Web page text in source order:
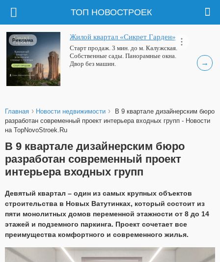
ТОП НОВОСТРОЕК
→
Жилой квартал «Сикрет Гарден»
Старт продаж. 3 мин. до м. Калужская.
Собственные сады. Панорамные окна.
Двор без машин.
Реклама
Главная › Новости недвижимости ›
В 9 квартале дизайнерским бюро
разработан современный проект интерьера входных групп - Новости
на TopNovoStroek.Ru
В 9 квартале дизайнерским бюро
разработан современный проект
интерьера входных групп
Девятый квартал – один из самых крупных объектов
строительства в Новых Ватутинках, который состоит из
пяти монолитных домов переменной этажности от 8 до 14
этажей и подземного паркинга. Проект сочетает все
преимущества комфортного и современного жилья.